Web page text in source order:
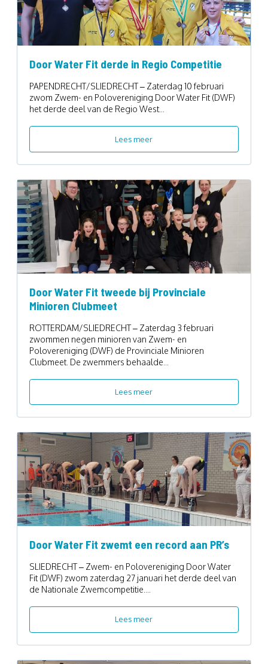
Door Water Fit derde in Regio Competitie
PAPENDRECHT/SLIEDRECHT – Zaterdag 10 februari
zwom Zwem- en Polovereniging Door Water Fit (DWF)
het derde deel van de Regio West...
Lees meer
Door Water Fit tweede bij Provinciale
Minioren Clubmeet
ROTTERDAM/SLIEDRECHT – Zaterdag 3 februari
zwommen negen minioren van Zwem- en
Polovereniging (DWF) de Provinciale Minioren
Clubmeet. De zwemmers behaalde...
Lees meer
Door Water Fit zwemt een record aan PR’s
SLIEDRECHT – Zwem- en Polovereniging Door Water
Fit (DWF) zwom zaterdag 27 januari het derde deel van
de Nationale Zwemcompetitie....
Lees meer